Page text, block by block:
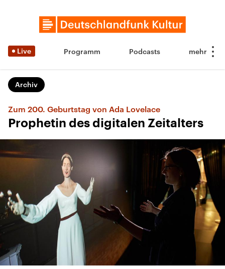
Live Programm Podcasts
Archiv
Zum 200. Geburtstag von Ada Lovelace
Prophetin des digitalen Zeitalters